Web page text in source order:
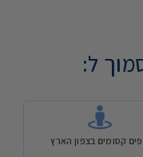
ל:
קסומים בצפון הארץ